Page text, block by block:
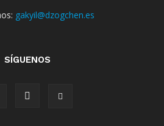
gakyil@dzogchen.es
SÍGUENOS